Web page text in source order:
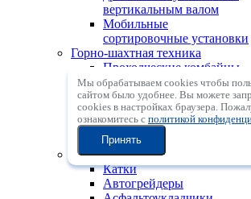
вертикальным валом
Мобильные
сортировочные установки
Горно-шахтная техника
Проходческие комбайны
для угольных шахт
Тоннелепроходческие
комбайны
Установки для бурения с
поверхности с ПП (DTH)
Дорожно-строительная техника
Катки
Автогрейдеры
Мы обрабатываем cookies чтобы
сайтом было удобнее. Вы можете
сookies в настройках браузера.
ознакомитесь с политикой
Принять